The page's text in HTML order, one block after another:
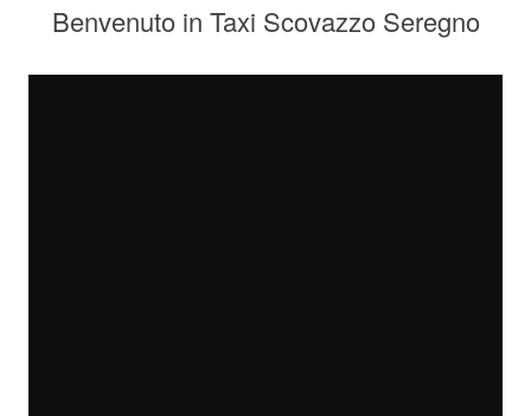
Benvenuto in Taxi Scovazzo Seregno